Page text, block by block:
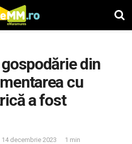
din
cu
a fost
14 decembrie 2023 1 min